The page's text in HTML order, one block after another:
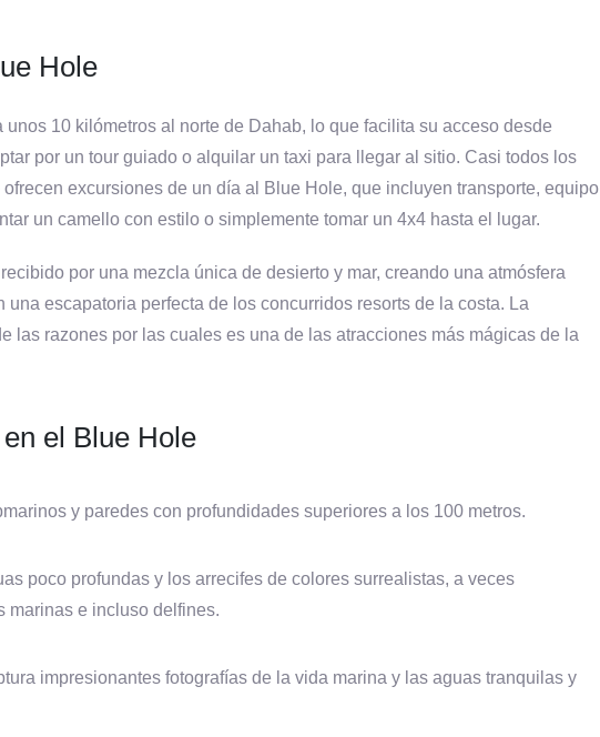
Hole
unos 10 kilómetros al norte de Dahab, lo que facilita su acceso desde
por un tour guiado o alquilar un taxi para llegar al sitio. Casi todos los
excursiones de un día al Blue Hole, que incluyen transporte, equipo
un camello con estilo o simplemente tomar un 4x4 hasta el lugar.
por una mezcla única de desierto y mar, creando una atmósfera
una escapatoria perfecta de los concurridos resorts de la costa. La
las razones por las cuales es una de las atracciones más mágicas de la
el Blue Hole
y paredes con profundidades superiores a los 100 metros.
poco profundas y los arrecifes de colores surrealistas, a veces
marinas e incluso delfines.
impresionantes fotografías de la vida marina y las aguas tranquilas y